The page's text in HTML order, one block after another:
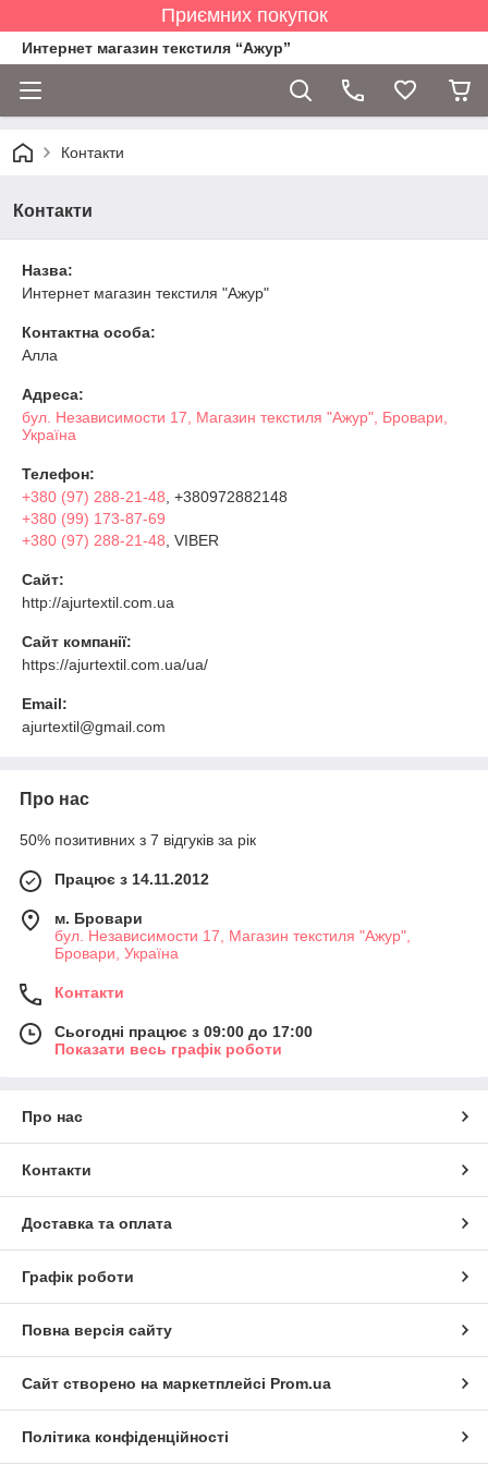
Приємних покупок
Интернет магазин текстиля “Ажур”
Контакти
Контакти
Назва:
Интернет магазин текстиля "Ажур"
Контактна особа:
Алла
Адреса:
бул. Независимости 17, Магазин текстиля "Ажур", Бровари,
Україна
Телефон:
+380 (97) 288-21-48 , +380972882148
+380 (99) 173-87-69
+380 (97) 288-21-48 , VIBER
Сайт:
http://ajurtextil.com.ua
Сайт компанії:
https://ajurtextil.com.ua/ua/
Email:
ajurtextil@gmail.com
Про нас
50% позитивних з 7 відгуків за рік
Працює з 14.11.2012
м. Бровари
бул. Независимости 17, Магазин текстиля "Ажур",
Бровари, Україна
Контакти
Сьогодні працює з 09:00 до 17:00
Показати весь графік роботи
Про нас
Контакти
Доставка та оплата
Графік роботи
Повна версія сайту
Сайт створено на маркетплейсі Prom.ua
Політика конфіденційності